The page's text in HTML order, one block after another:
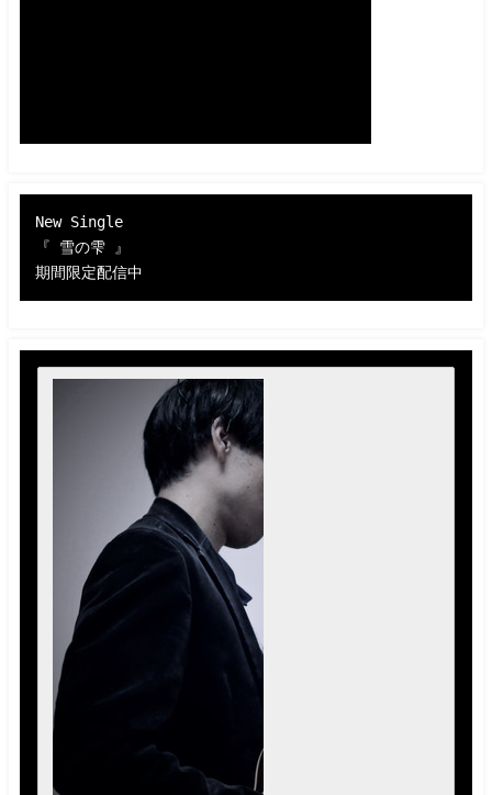
New Single
『 雪の雫 』
期間限定配信中